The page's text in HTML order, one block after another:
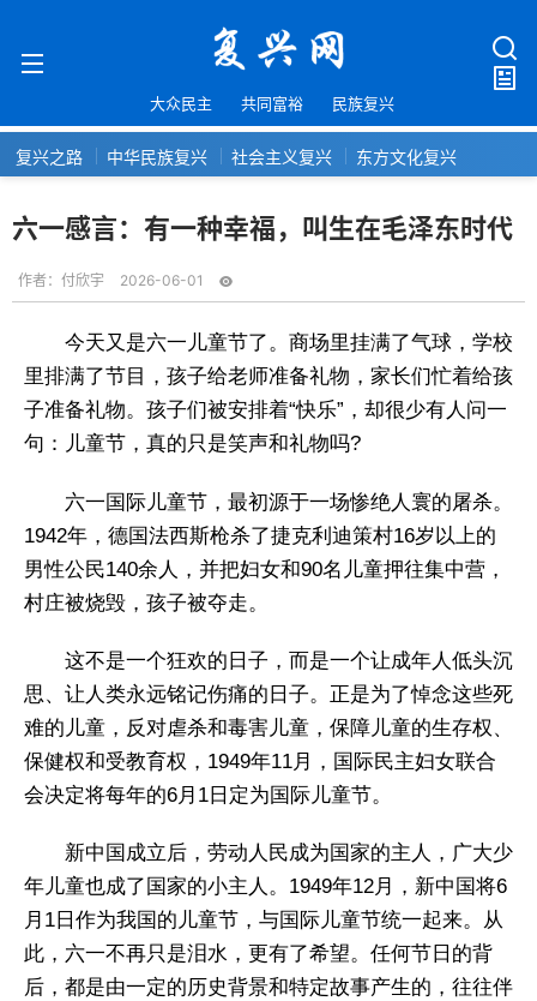
大众民主 共同富裕 民族复兴
复兴之路 中华民族复兴 社会主义复兴 东方文化复兴
六一感言：有一种幸福，叫生在毛泽东时代
作者： 付欣宇 2026-06-01
今天又是六一儿童节了。商场里挂满了气球，学校
里排满了节目，孩子给老师准备礼物，家长们忙着给孩
子准备礼物。孩子们被安排着“快乐”，却很少有人问一
句：儿童节，真的只是笑声和礼物吗?
六一国际儿童节，最初源于一场惨绝人寰的屠杀。
1942年，德国法西斯枪杀了捷克利迪策村16岁以上的
男性公民140余人，并把妇女和90名儿童押往集中营，
村庄被烧毁，孩子被夺走。
这不是一个狂欢的日子，而是一个让成年人低头沉
思、让人类永远铭记伤痛的日子。正是为了悼念这些死
难的儿童，反对虐杀和毒害儿童，保障儿童的生存权、
保健权和受教育权，1949年11月，国际民主妇女联合
会决定将每年的6月1日定为国际儿童节。
新中国成立后，劳动人民成为国家的主人，广大少
年儿童也成了国家的小主人。1949年12月，新中国将6
月1日作为我国的儿童节，与国际儿童节统一起来。从
此，六一不再只是泪水，更有了希望。任何节日的背
后，都是由一定的历史背景和特定故事产生的，往往伴